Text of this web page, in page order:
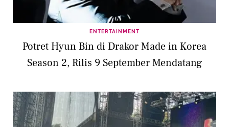
ENTERTAINMENT
Potret Hyun Bin di Drakor Made in Korea
Season 2, Rilis 9 September Mendatang